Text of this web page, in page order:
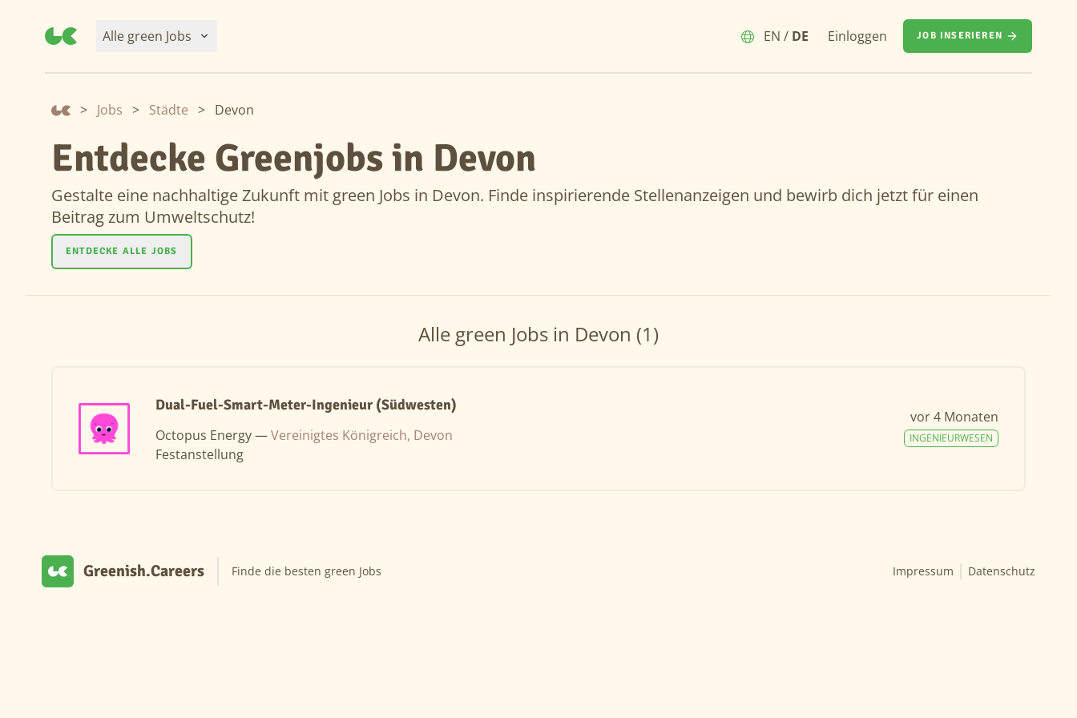
Alle green Jobs EN / DE Einloggen JOB INSERIEREN
> Jobs > Städte > Devon
Entdecke Greenjobs in Devon
Gestalte eine nachhaltige Zukunft mit green Jobs in Devon. Finde inspirierende Stellenanzeigen und bewirb dich jetzt für einen
Beitrag zum Umweltschutz!
ENTDECKE ALLE JOBS
Alle green Jobs in Devon (1)
Dual-Fuel-Smart-Meter-Ingenieur (Südwesten)
Octopus Energy —Vereinigtes Königreich, Devon
Festanstellung
vor 4 Monaten
INGENIEURWESEN
Greenish.Careers Finde die besten green Jobs Impressum Datenschutz